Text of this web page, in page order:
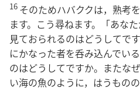
16 そのためハバククは，熟考
ます。こう尋ねます。「あな
見ておられるのはどうしてで
にかなった者を呑み込んでい
のはどうしてですか。またな
い海の魚のように，はうもの